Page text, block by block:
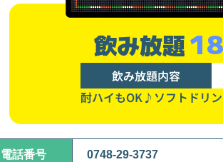
飲み放題
飲み放題内容
酎ハイもOK♪ソフトドリ
電話番号 0748-29-3737